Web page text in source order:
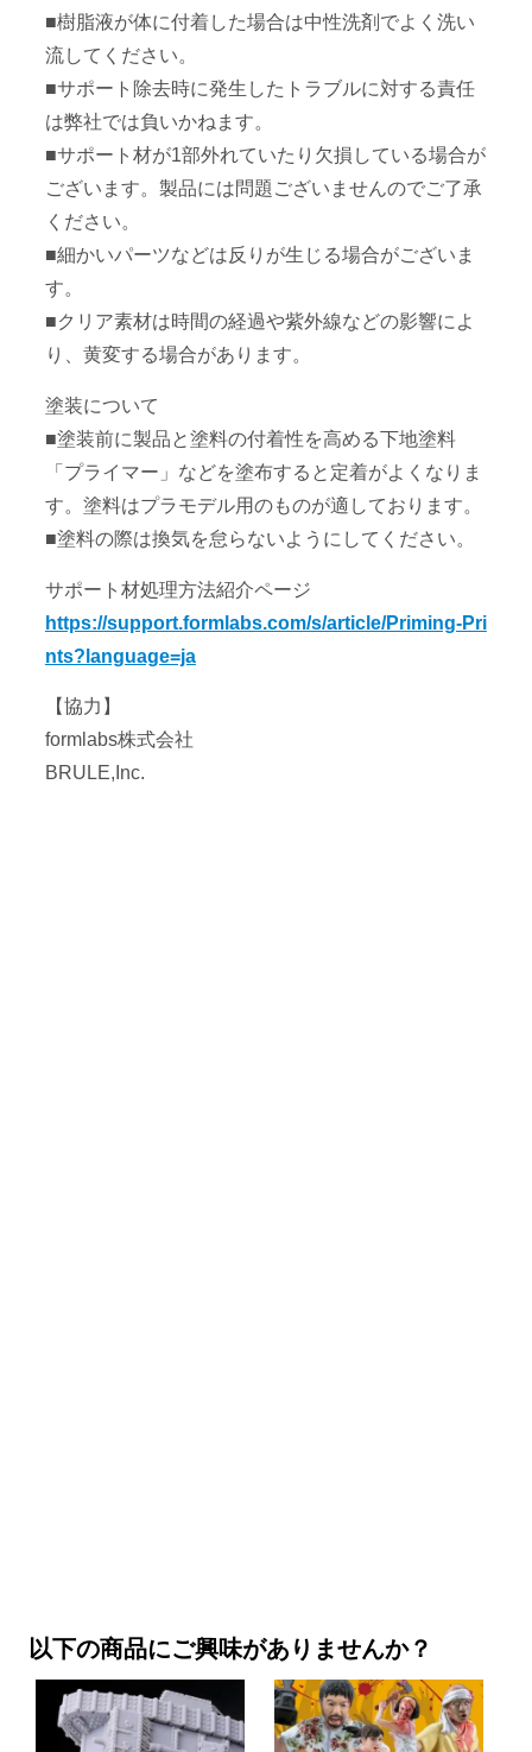
■樹脂液が体に付着した場合は中性洗剤でよく洗い
流してください。
■サポート除去時に発生したトラブルに対する責任
は弊社では負いかねます。
■サポート材が1部外れていたり欠損している場合が
ございます。製品には問題ございませんのでご了承
ください。
■細かいパーツなどは反りが生じる場合がございま
す。
■クリア素材は時間の経過や紫外線などの影響によ
り、黄変する場合があります。
塗装について
■塗装前に製品と塗料の付着性を高める下地塗料
「プライマー」などを塗布すると定着がよくなりま
す。塗料はプラモデル用のものが適しております。
■塗料の際は換気を怠らないようにしてください。
サポート材処理方法紹介ページ
https://support.formlabs.com/s/article/Priming-Pri
nts?language=ja
【協力】
formlabs株式会社
BRULE,Inc.
以下の商品にご興味がありませんか？